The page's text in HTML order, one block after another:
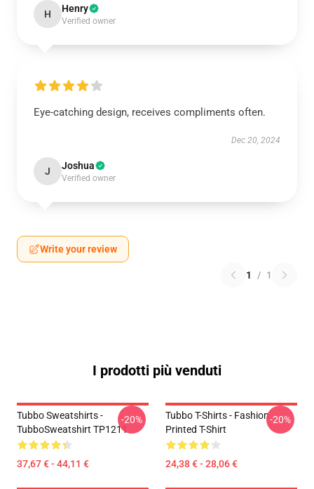
H Henry
Verified owner
Eye-catching design, receives compliments often.
Dec 20, 2024
J Joshua
Verified owner
Write your review
1 / 1
I prodotti più venduti
Tubbo Sweatshirts -
TubboSweatshirt TP1211
37,67 € - 44,11 €
-20%
Tubbo T-Shirts - Fashion
Printed T-Shirt
24,38 € - 28,06 €
-20%